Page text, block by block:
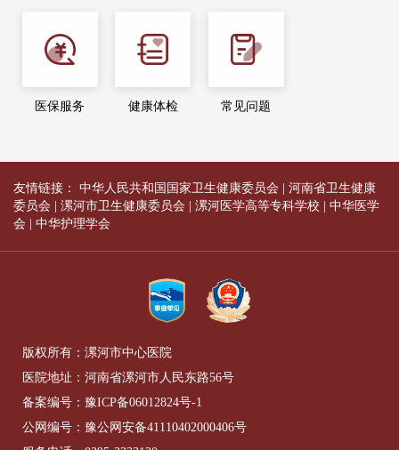
医保服务 健康体检 常见问题
友情链接： 中华人民共和国国家卫生健康委员会
河南省卫生健康
委员会
漯河市卫生健康委员会 漯河医学高等专科学校
中华医学
会
中华护理学会
版权所有：漯河市中心医院
医院地址：河南省漯河市人民东路56号
备案编号： 豫ICP备06012824号-1
公网编号： 豫公网安备41110402000406号